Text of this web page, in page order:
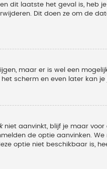
dit laatste het geval is,
Dit doen ze om de
maar er is wel een
scherm en even later kan
niet aanvinkt, blijf je maar
de optie aanvinken.
optie niet beschikbaar is,